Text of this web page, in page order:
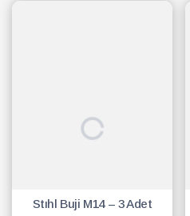
Stıhl Buji M14 – 3 Adet